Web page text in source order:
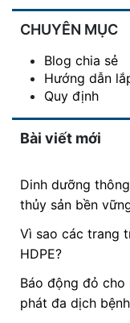
CHUYÊN MỤC
Blog chia sẻ
Hướng dẫn
Quy định
Bài viết mới
Dinh dưỡng
thủy sản bền
Vì sao các trang
HDPE?
Báo động đỏ
phát đa dịch bệnh